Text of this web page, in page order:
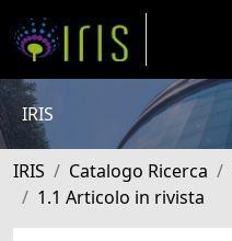
IRIS
IRIS Catalogo Ricerca
1.1 Articolo in rivista